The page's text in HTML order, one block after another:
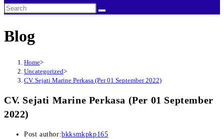
Blog
Home>
Uncategorized>
CV. Sejati Marine Perkasa (Per 01 September 2022)
CV. Sejati Marine Perkasa (Per 01 September
2022)
Post author:bkksmkpkp165